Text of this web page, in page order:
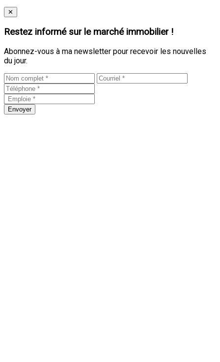
Close
✕
Restez informé sur le marché immobilier !
Abonnez-vous à ma newsletter pour recevoir les nouvelles
du jour.
Envoyer